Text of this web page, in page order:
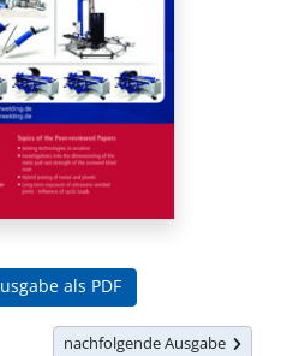
als PDF
nachfolgende Ausgabe